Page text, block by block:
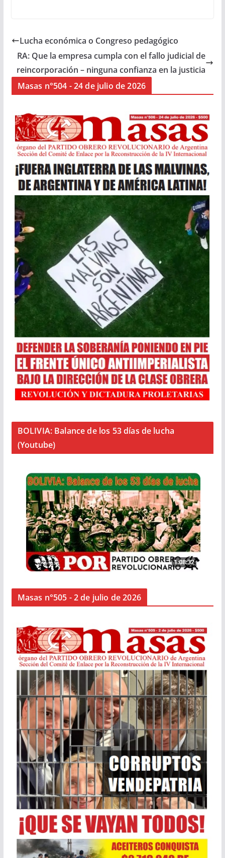
Lucha económica o Congreso pedagógico
RA: Que la empresa cumpla con el fallo judicial de
reincorporación – ninguna confianza en la justicia
Masas n°504 - 24 de julio de 2026
BOLIVIA: Balance de los 53 días de lucha
(Youtube)
Masas n°505 - 2 de julio de 2026